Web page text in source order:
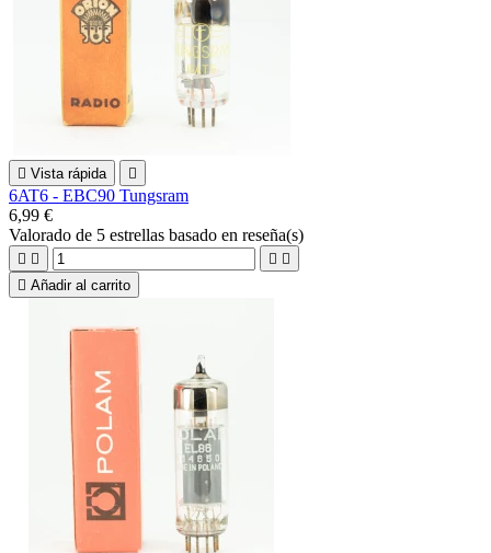
 Vista rápida 
6AT6 - EBC90 Tungsram
6,99 €
Valorado de 5 estrellas basado en reseña(s)
   
 Añadir al carrito